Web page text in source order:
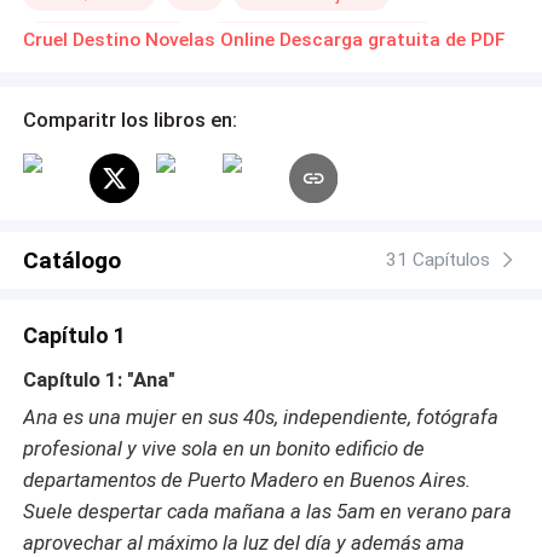
Diferencia de Edad Desafío a las Expectativas
Cruel Destino Novelas Online Descarga gratuita de PDF
Comparitr los libros en:
Catálogo 31 Capítulos
Capítulo 1
Capítulo 1: "Ana"
Ana es una mujer en sus 40s, independiente, fotógrafa
profesional y vive sola en un bonito edificio de
departamentos de Puerto Madero en Buenos Aires.
Suele despertar cada mañana a las 5am en verano para
aprovechar al máximo la luz del día y además ama